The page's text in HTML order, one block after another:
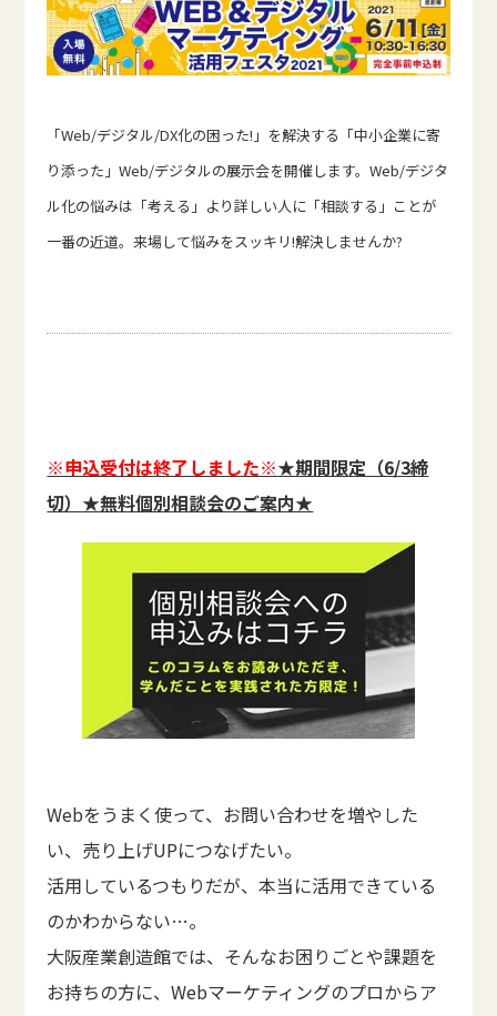
「Web/デジタル/DX化の困った!」を解決する「中小企業に寄
り添った」Web/デジタルの展示会を開催します。Web/デジタ
ル化の悩みは「考える」より詳しい人に「相談する」ことが
一番の近道。来場して悩みをスッキリ!解決しませんか?
※申込受付は終了しました※★期間限定（6/3締
切）★無料個別相談会のご案内★
Webをうまく使って、お問い合わせを増やした
い、売り上げUPにつなげたい。
活用しているつもりだが、本当に活用できている
のかわからない…。
大阪産業創造館では、そんなお困りごとや課題を
お持ちの方に、Webマーケティングのプロからア